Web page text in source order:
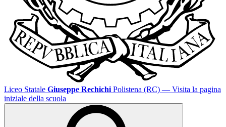
Liceo Statale Giuseppe Rechichi Polistena (RC) — Visita la pagina
iniziale della scuola